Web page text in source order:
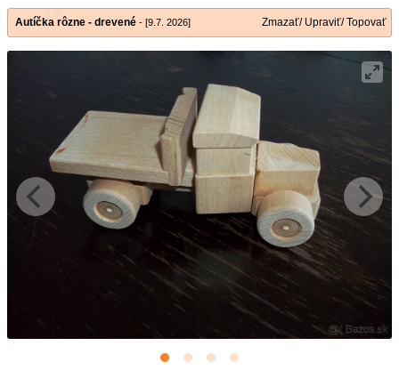
Autíčka rôzne - drevené - [9.7. 2026] Zmazať/ Upraviť/ Topovať